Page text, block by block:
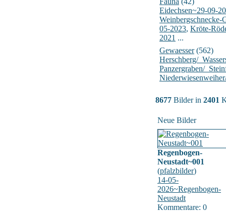
Eidechsen~29-09-
Weinbergschnecke-
05-2023, Kröte-
2021 ...
Gewaesser(562)
Herschberg/
Panzergraben/
8677 Bilder in 2401
Neue Bilder
Regenbogen-
Neustadt~001
(pfalzbilder)
14-05-
2026~Regenbogen-
Neustadt
Kommentare: 0